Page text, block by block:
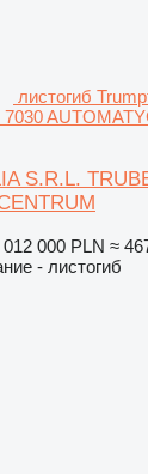
листогиб
S.R.L.
012 000 PLN ≈
- листогиб